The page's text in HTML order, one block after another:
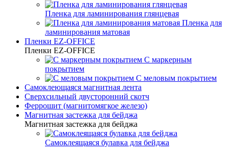
Пленка для ламинирования глянцевая
Пленка для
ламинирования матовая
Пленки EZ-OFFICE
Пленки EZ-OFFICE
С маркерным
покрытием
С меловым покрытием
Самоклеющаяся магнитная лента
Сверхсильный двусторонний скотч
Феррошит (магнитомягкое железо)
Магнитная застежка для бейджа
Магнитная застежка для бейджа
Самоклеящаяся булавка для бейджа